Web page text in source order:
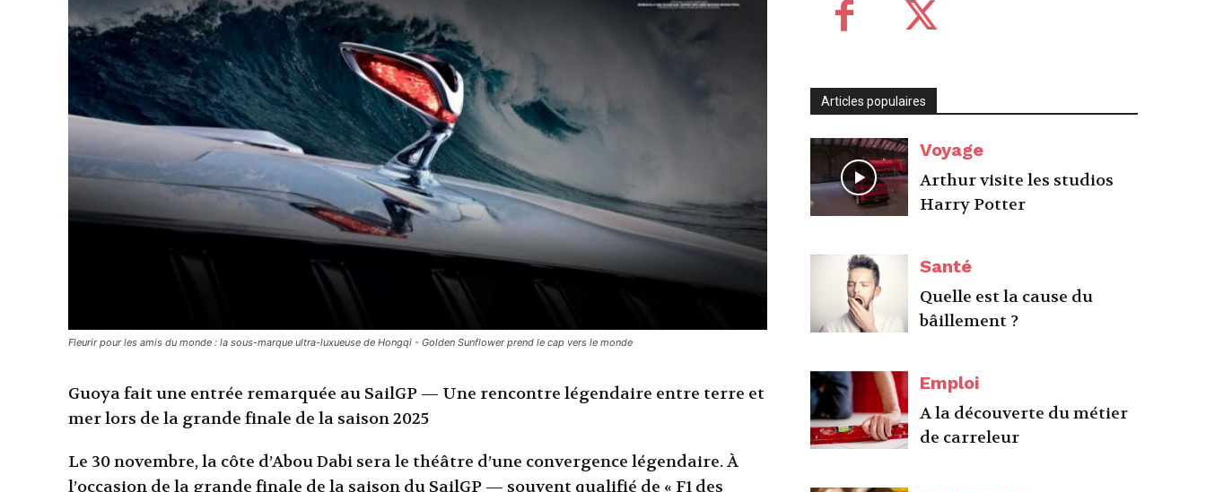
Fleurir pour les amis du monde : la sous-marque ultra-luxueuse de Hongqi - Golden Sunflower prend le cap vers le monde
Guoya fait une entrée remarquée au SailGP — Une rencontre légendaire entre terre et
mer lors de la grande finale de la saison 2025
Le 30 novembre, la côte d’Abou Dabi sera le théâtre d’une convergence légendaire. À
l’occasion de la grande finale de la saison du SailGP — souvent qualifié de « F1 des
Articles populaires
Voyage
Arthur visite les studios
Harry Potter
Santé
Quelle est la cause du
bâillement ?
Emploi
A la découverte du métier
de carreleur